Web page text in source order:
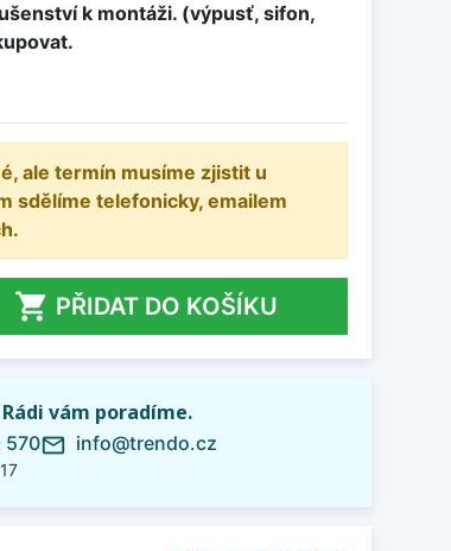
k montáži. (výpusť, sifon,
ale termín musíme zjistit u
sdělíme telefonicky, emailem
 PŘIDAT DO KOŠÍKU
vám poradíme.
570mail_outline info@trendo.cz